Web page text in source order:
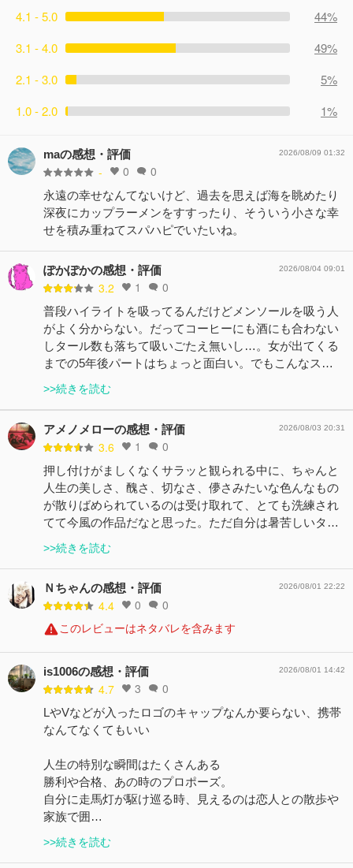
4.1 - 5.0
44%
3.1 - 4.0
49%
2.1 - 3.0
5%
1.0 - 2.0
1%
maの感想・評価
- 0 0
2026/08/09 01:32
永遠の幸せなんてないけど、過去を思えば海を眺めたり
深夜にカップラーメンをすすったり、そういう小さな幸
せを積み重ねてスパハピでいたいね。
ぽかぽかの感想・評価
3.2 1 0
2026/08/04 09:01
普段ハイライトを吸ってるんだけどメンソールを吸う人
がよく分からない。だってコーヒーにも酒にも合わない
しタール数も落ちて吸いごたえ無いし…。女が出てくる
までの5年後パートはちょっと面白い。でもこんなス…
>>続きを読む
アメノメローの感想・評価
3.6 1 0
2026/08/03 20:31
押し付けがましくなくサラッと観られる中に、ちゃんと
人生の美しさ、醜さ、切なさ、儚さみたいな色んなもの
が散りばめられているのは受け取れて、とても洗練され
てて今風の作品だなと思った。ただ自分は暑苦しいタ…
>>続きを読む
Ｎちゃんの感想・評価
4.4 0 0
2026/08/01 22:22
このレビューはネタバレを含みます
is1006の感想・評価
4.7 3 0
2026/08/01 14:42
LやVなどが入ったロゴのキャップなんか要らない、携帯
なんてなくてもいい
人生の特別な瞬間はたくさんある
勝利や合格、あの時のプロポーズ。
自分に走馬灯が駆け巡る時、見えるのは恋人との散歩や
家族で囲…
>>続きを読む